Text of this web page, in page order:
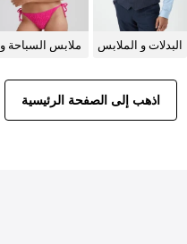
البدلات و الملابس
ملابس السباحة و
اذهب إلى الصفحة الرئيسية